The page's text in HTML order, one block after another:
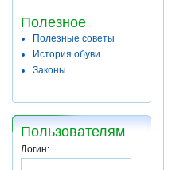
Полезное
Полезные советы
История обуви
Законы
Пользователям
Логин: